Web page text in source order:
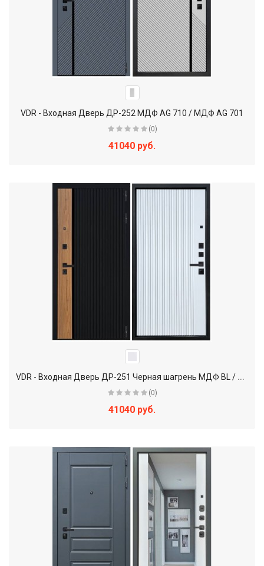
VDR - Входная Дверь ДР-252 МДФ AG 710 / МДФ AG 701
(0)
41040 руб.
V
DR - Входная Дверь ДР-251 Черная шагрень МДФ BL / Белая AG 700
(0)
41040 руб.